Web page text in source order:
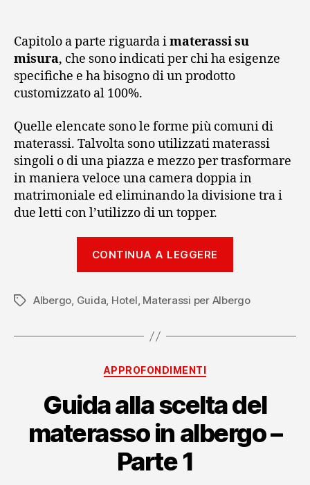
Capitolo a parte riguarda imaterassi su
misura, che sono indicati per chi ha esigenze
specifiche e ha bisogno di un prodotto
customizzato al 100%.
Quelle elencate sono le forme più comuni di
materassi. Talvolta sono utilizzati materassi
singoli o di una piazza e mezzo per trasformare
in maniera veloce una camera doppia in
matrimoniale ed eliminando la divisione tra i
due letti con l’utilizzo di un topper.
CONTINUA A LEGGERE
del
in
Parte
2”
Tag Albergo, Guida, Hotel, Materassi per Albergo
Categorie
APPROFONDIMENTI
Guida alla scelta del
materasso in albergo –
Parte 1